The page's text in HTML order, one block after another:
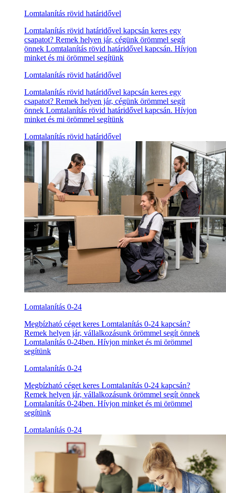
Lomtalanítás rövid határidővel
Lomtalanítás rövid határidővel kapcsán keres egy
csapatot? Remek helyen jár, cégünk örömmel segít
önnek Lomtalanítás rövid határidővel kapcsán. Hívjon
minket és mi örömmel segítünk
Lomtalanítás rövid határidővel
Lomtalanítás rövid határidővel kapcsán keres egy
csapatot? Remek helyen jár, cégünk örömmel segít
önnek Lomtalanítás rövid határidővel kapcsán. Hívjon
minket és mi örömmel segítünk
Lomtalanítás rövid határidővel
Lomtalanítás 0-24
Megbízható céget keres Lomtalanítás 0-24 kapcsán?
Remek helyen jár, vállalkozásunk örömmel segít önnek
Lomtalanítás 0-24ben. Hívjon minket és mi örömmel
segítünk
Lomtalanítás 0-24
Megbízható céget keres Lomtalanítás 0-24 kapcsán?
Remek helyen jár, vállalkozásunk örömmel segít önnek
Lomtalanítás 0-24ben. Hívjon minket és mi örömmel
segítünk
Lomtalanítás 0-24